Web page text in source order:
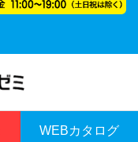
WEBカタログ